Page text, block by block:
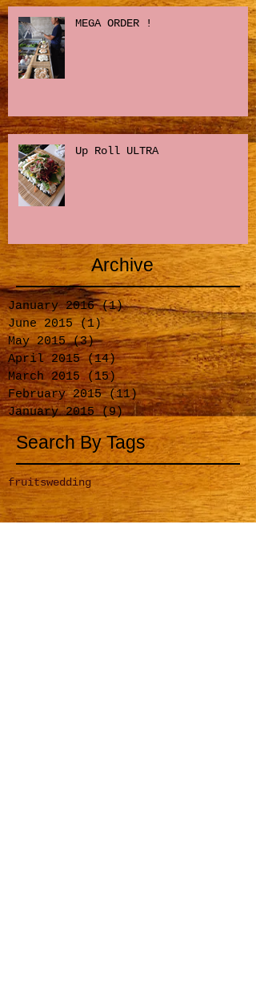
MEGA ORDER !
Up Roll ULTRA
Archive
January 2016 (1)1 post
June 2015 (1)1 post
May 2015 (3)3 posts
April 2015 (14)14 posts
March 2015 (15)15 posts
February 2015 (11)11 posts
January 2015 (9)9 posts
Search By Tags
fruitswedding